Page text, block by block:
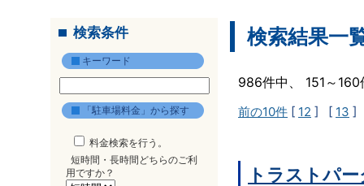
検索条件
キーワード
「駐車場料金」から探す
料金検索を行う。
短時間・長時間どちらのご利
用ですか？
検索結果一
986件中、 151～
前の10件 [ 12 ] [ 13 ]
トラストパ